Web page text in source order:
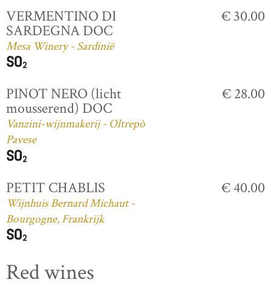
VERMENTINO DI
SARDEGNA DOC
Mesa Winery - Sardinië
€ 30.00
PINOT NERO (licht
mousserend) DOC
Vanzini-wijnmakerij - Oltrepò
Pavese
€ 28.00
PETIT CHABLIS
Wijnhuis Bernard Michaut -
Bourgogne, Frankrijk
€ 40.00
Red wines